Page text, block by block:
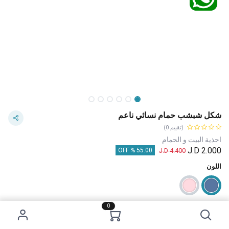
0
شكل شبشب حمام نسائي ناعم
(تقييم 0)
احذية البيت و الحمام
2.000
4.400
J.D
55.00 % OFF
اللون
قياس الأحذية